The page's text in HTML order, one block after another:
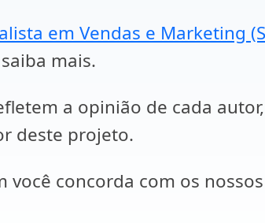
em Vendas e Marketing
mais.
a opinião de cada
deste projeto.
concorda com os nossos